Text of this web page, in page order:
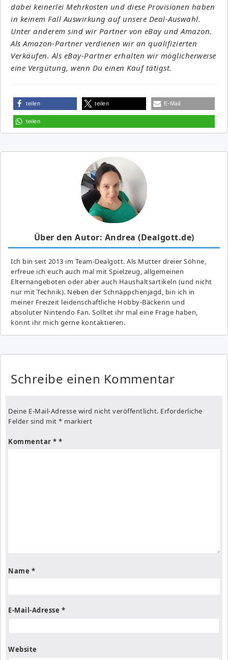
dabei keinerlei Mehrkosten und diese Provisionen haben
in keinem Fall Auswirkung auf unsere Deal-Auswahl.
Unter anderem sind wir Partner von eBay und Amazon.
Als Amazon-Partner verdienen wir an qualifizierten
Verkäufen. Als eBay-Partner erhalten wir möglicherweise
eine Vergütung, wenn Du einen Kauf tätigst.
teilen teilen E-Mail
teilen
Über den Autor: Andrea (Dealgott.de)
Ich bin seit 2013 im Team-Dealgott. Als Mutter dreier Söhne,
erfreue ich euch auch mal mit Spielzeug, allgemeinen
Elternangeboten oder aber auch Haushaltsartikeln (und nicht
nur mit Technik). Neben der Schnäppchenjagd, bin ich in
meiner Freizeit leidenschaftliche Hobby-Bäckerin und
absoluter Nintendo Fan. Solltet ihr mal eine Frage haben,
könnt ihr mich gerne kontaktieren.
Schreibe einen Kommentar
Deine E-Mail-Adresse wird nicht veröffentlicht. Erforderliche
Felder sind mit * markiert
Kommentar *
Name *
E-Mail-Adresse *
Website